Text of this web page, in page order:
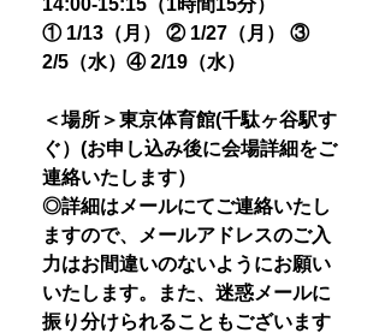
14:00-15:15（1時間15分）
① 1/13（月） ② 1/27（月） ③
2/5（水）④ 2/19（水）
＜場所＞東京体育館(千駄ヶ谷駅す
ぐ）(お申し込み後に会場詳細をご
連絡いたします）
◎詳細はメールにてご連絡いたし
ますので、メールアドレスのご入
力はお間違いのないようにお願い
いたします。また、迷惑メールに
振り分けられることもございます